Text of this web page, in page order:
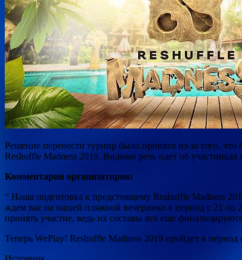
Решение перенести турнир было принято из-за того,
Reshuffle Madness 2019. Видимо речь идет об
Комментария организаторов:
“ Наша подготовка к предстоящему Reshuffle Madness
ждем вас на нашей пляжной вечеринке в период с 21 по
принять участие, ведь их составы все еще
Теперь WePlay! Reshuffle Madness 2019 пройдет в